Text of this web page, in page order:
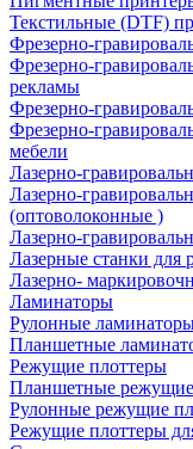
Текстильные (DTF)
Фрезерно-
Фрезерно-
рекламы
Фрезерно-
Фрезерно-
мебели
Лазерно-
Лазерно-
(оптоволоконные )
Лазерно-
Лазерные станки для
Лазерно-
Ламинаторы
Рулонные
Планшетные
Режущие плоттеры
Планшетные
Рулонные режущие
Режущие плоттеры